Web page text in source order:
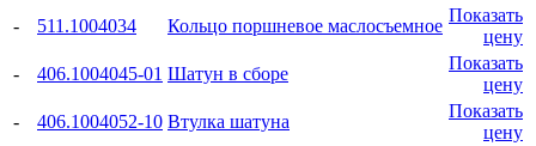
-
511.1004034 Кольцо поршневое маслосъемное
Показать
цену
-
406.1004045-01 Шатун в сборе
Показать
цену
-
406.1004052-10 Втулка шатуна
Показать
цену